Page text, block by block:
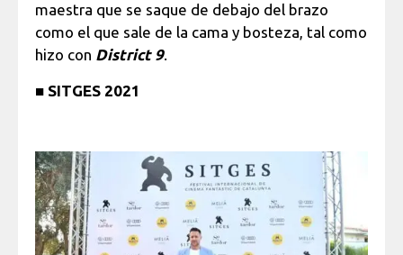
maestra que se saque de debajo del brazo
como el que sale de la cama y bosteza, tal como
hizo con District 9.
■ SITGES 2021